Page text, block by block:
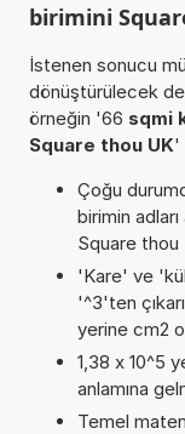
birimini
İstenen sonucu
dönüştürülecek
örneğin '66 sqmi
Square thou UK'
Çoğu
birimin
Square
'Kare' ve
'^3'ten
yerine cm2
1,38 x 10^5
anlamına
Temel